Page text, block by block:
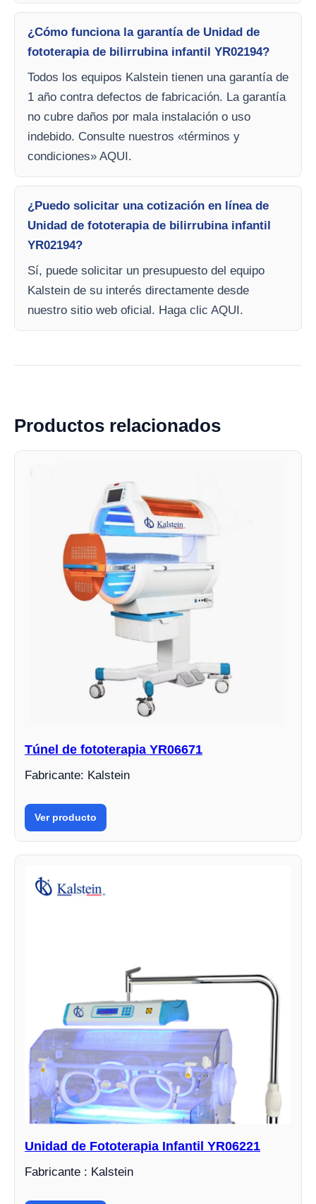
¿Cómo funciona la garantía de Unidad de
fototerapia de bilirrubina infantil YR02194?
Todos los equipos Kalstein tienen una garantía de
1 año contra defectos de fabricación. La garantía
no cubre daños por mala instalación o uso
indebido. Consulte nuestros «términos y
condiciones» AQUI.
¿Puedo solicitar una cotización en línea de
Unidad de fototerapia de bilirrubina infantil
YR02194?
Sí, puede solicitar un presupuesto del equipo
Kalstein de su interés directamente desde
nuestro sitio web oficial. Haga clic AQUI.
Productos relacionados
Túnel de fototerapia YR06671
Fabricante: Kalstein
Ver producto
Unidad de Fototerapia Infantil YR06221
Fabricante : Kalstein